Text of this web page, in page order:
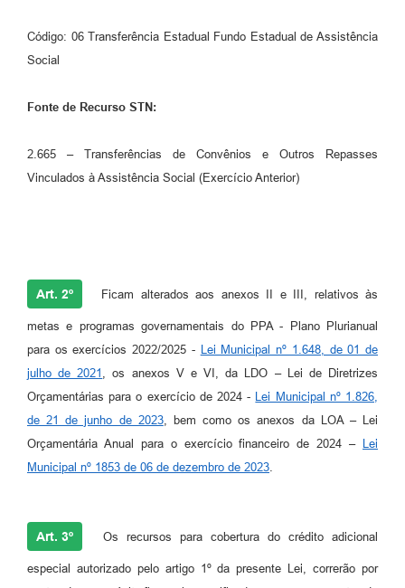
Código: 06 Transferência Estadual Fundo Estadual de Assistência
Social
Fonte de Recurso STN:
2.665 – Transferências de Convênios e Outros Repasses
Vinculados à Assistência Social (Exercício Anterior)
Art. 2º Ficam alterados aos anexos II e III, relativos às
metas e programas governamentais do PPA - Plano Plurianual
para os exercícios 2022/2025 - Lei Municipal nº 1.648, de 01 de
julho de 2021
, os anexos V e VI, da LDO – Lei de Diretrizes
Orçamentárias para o exercício de 2024 - Lei Municipal nº 1.826,
de 21 de junho de 2023, bem como os anexos da LOA – Lei
Orçamentária Anual para o exercício financeiro de 2024 – Lei
Municipal nº 1853 de 06 de dezembro de 2023
Art. 3º Os recursos para cobertura do crédito adicional
especial autorizado pelo artigo 1º da presente Lei, correrão por